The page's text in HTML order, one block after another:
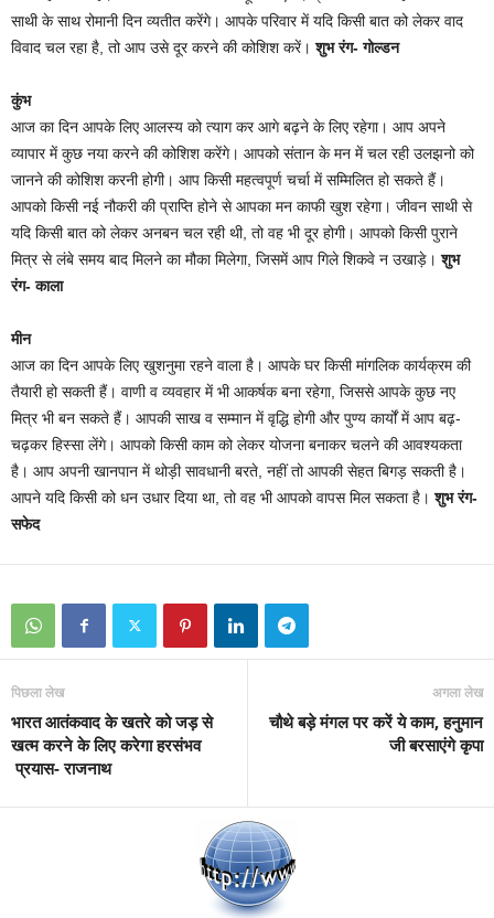
साथी के साथ रोमानी दिन व्यतीत करेंगे। आपके परिवार में यदि किसी बात को लेकर वाद
विवाद चल रहा है, तो आप उसे दूर करने की कोशिश करें। शुभ रंग- गोल्डन
कुंभ
आज का दिन आपके लिए आलस्य को त्याग कर आगे बढ़ने के लिए रहेगा। आप अपने
व्यापार में कुछ नया करने की कोशिश करेंगे। आपको संतान के मन में चल रही उलझनो को
जानने की कोशिश करनी होगी। आप किसी महत्वपूर्ण चर्चा में सम्मिलित हो सकते हैं।
आपको किसी नई नौकरी की प्राप्ति होने से आपका मन काफी खुश रहेगा। जीवन साथी से
यदि किसी बात को लेकर अनबन चल रही थी, तो वह भी दूर होगी। आपको किसी पुराने
मित्र से लंबे समय बाद मिलने का मौका मिलेगा, जिसमें आप गिले शिकवे न उखाड़े।शुभ
रंग- काला
मीन
आज का दिन आपके लिए खुशनुमा रहने वाला है। आपके घर किसी मांगलिक कार्यक्रम की
तैयारी हो सकती हैं। वाणी व व्यवहार में भी आकर्षक बना रहेगा, जिससे आपके कुछ नए
मित्र भी बन सकते हैं। आपकी साख व सम्मान में वृद्धि होगी और पुण्य कार्यों में आप बढ़-
चढ़कर हिस्सा लेंगे। आपको किसी काम को लेकर योजना बनाकर चलने की आवश्यकता
है। आप अपनी खानपान में थोड़ी सावधानी बरते, नहीं तो आपकी सेहत बिगड़ सकती है।
आपने यदि किसी को धन उधार दिया था, तो वह भी आपको वापस मिल सकता है।शुभ रंग-
सफेद
पिछला लेख
भारत आतंकवाद के खतरे को जड़ से
खत्म करने के लिए करेगा हरसंभव
प्रयास- राजनाथ
अगला लेख
चौथे बड़े मंगल पर करें ये काम, हनुमान
जी बरसाएंगे कृपा